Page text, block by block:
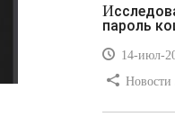
Исследователи сбросили
пароль
14-июл-